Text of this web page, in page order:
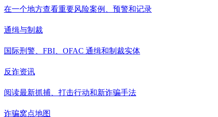
在一个地方查看重要风险案例、预警和记录
通缉与制裁
国际刑警、FBI、OFAC 通缉和制裁实体
反诈资讯
阅读最新抓捕、打击行动和新诈骗手法
诈骗窝点地图